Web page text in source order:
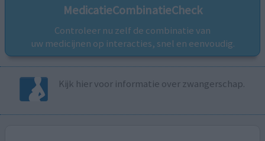
MedicatieCombinatieCheck
Controleer nu zelf de combinatie van
uw medicijnen op interacties, snel en eenvoudig.
Kijk hier voor informatie over zwangerschap.